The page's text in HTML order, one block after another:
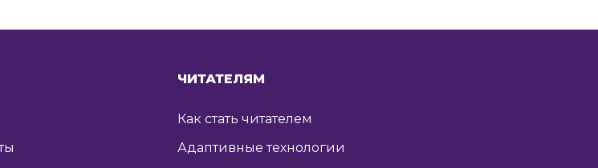
ЧИТАТЕЛЯМ
Как стать читателем
Адаптивные технологии